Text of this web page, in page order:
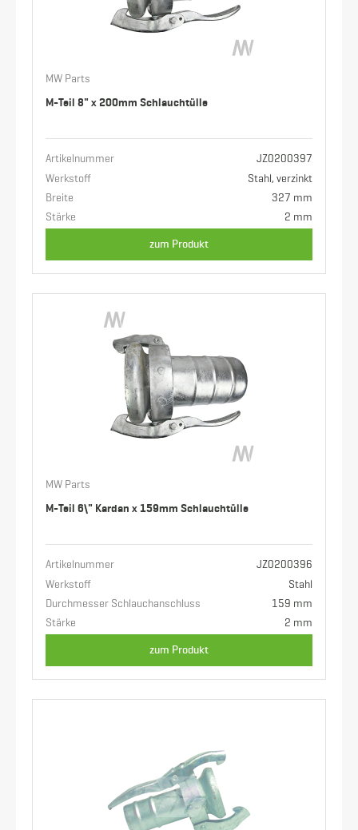
MW Parts
M-Teil 8" x 200mm Schlauchtülle
Artikelnummer
JZ0200397
Werkstoff
Stahl, verzinkt
Breite
327 mm
Stärke
2 mm
zum Produkt
MW Parts
M-Teil 6\" Kardan x 159mm Schlauchtülle
Artikelnummer
JZ0200396
Werkstoff
Stahl
Durchmesser Schlauchanschluss
159 mm
Stärke
2 mm
zum Produkt